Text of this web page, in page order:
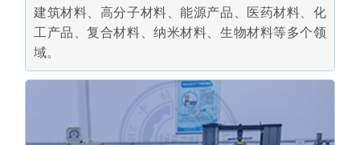
建筑材料、高分子材料、能源产品、医药材料、化
工产品、复合材料、纳米材料、生物材料等多个领
域。